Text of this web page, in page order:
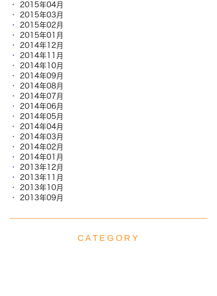
2015年04月
2015年03月
2015年02月
2015年01月
2014年12月
2014年11月
2014年10月
2014年09月
2014年08月
2014年07月
2014年06月
2014年05月
2014年04月
2014年03月
2014年02月
2014年01月
2013年12月
2013年11月
2013年10月
2013年09月
CATEGORY